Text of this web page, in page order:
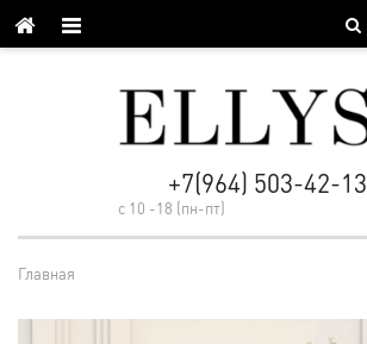
+7(964) 503-42-13
с 10 -18 (пн-пт)
Главная